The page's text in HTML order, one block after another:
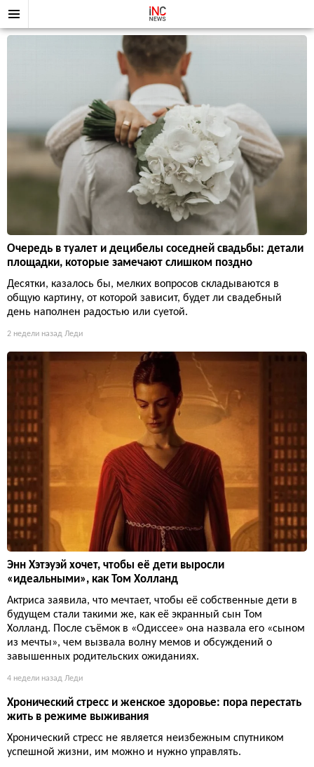
Очередь в туалет и децибелы соседней свадьбы: детали
площадки, которые замечают слишком поздно
Десятки, казалось бы, мелких вопросов складываются в
общую картину, от которой зависит, будет ли свадебный
день наполнен радостью или суетой.
2 недели назад Леди
Энн Хэтэуэй хочет, чтобы её дети выросли
«идеальными», как Том Холланд
Актриса заявила, что мечтает, чтобы её собственные дети в
будущем стали такими же, как её экранный сын Том
Холланд. После съёмок в «Одиссее» она назвала его «сыном
из мечты», чем вызвала волну мемов и обсуждений о
завышенных родительских ожиданиях.
4 недели назад Леди
Хронический стресс и женское здоровье: пора перестать
жить в режиме выживания
Хронический стресс не является неизбежным спутником
успешной жизни, им можно и нужно управлять.